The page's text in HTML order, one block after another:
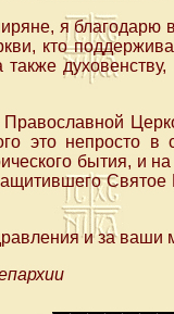
я благодарю
кто
духовенству,
это непросто
бытия, и
и за ваши